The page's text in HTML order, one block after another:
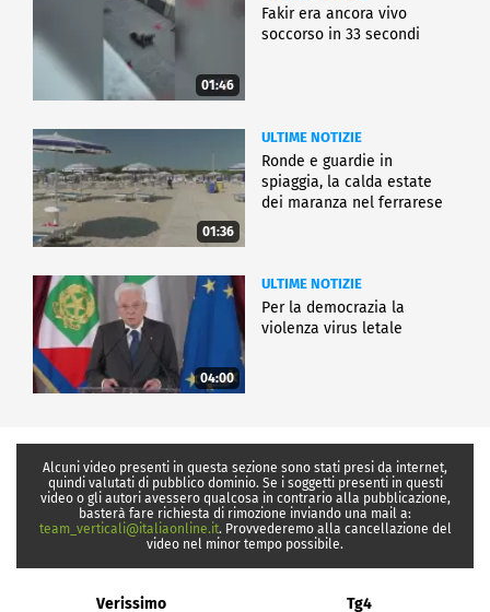
01:46
Fakir era ancora vivo
soccorso in 33 secondi
01:36
ULTIME NOTIZIE
Ronde e guardie in
spiaggia, la calda estate
dei maranza nel ferrarese
04:00
ULTIME NOTIZIE
Per la democrazia la
violenza virus letale
Alcuni video presenti in questa sezione sono stati presi da internet,
quindi valutati di pubblico dominio. Se i soggetti presenti in questi
video o gli autori avessero qualcosa in contrario alla pubblicazione,
basterà fare richiesta di rimozione inviando una mail a:
team_verticali@italiaonline.it. Provvederemo alla cancellazione del
video nel minor tempo possibile.
Verissimo Tg4